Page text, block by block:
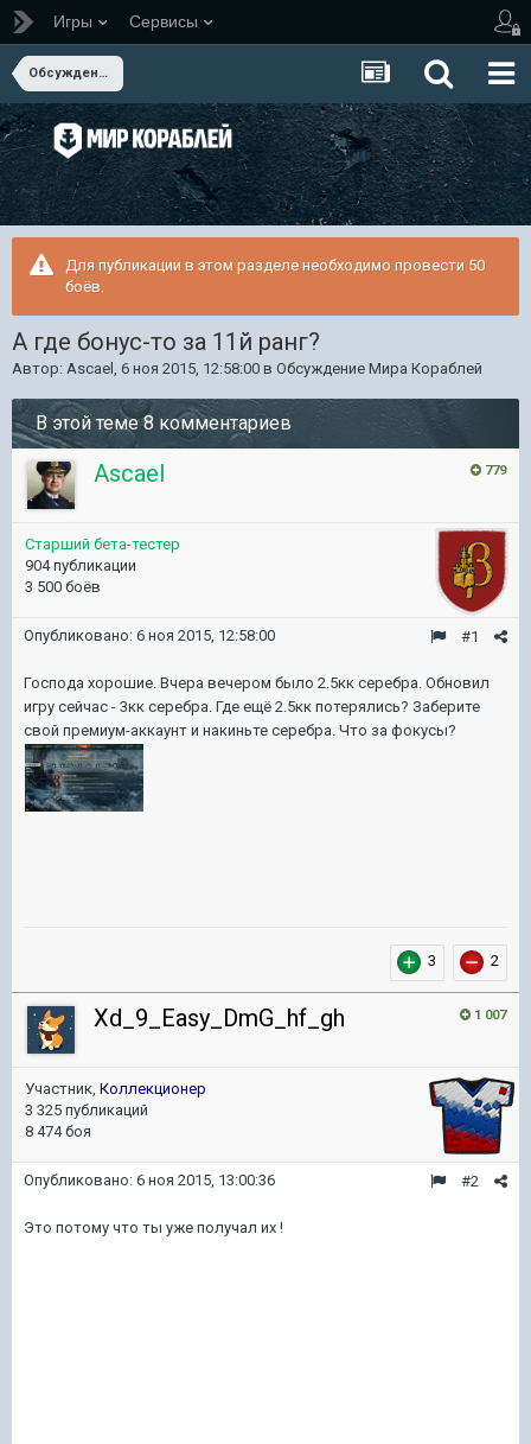
Игры Сервисы
Обсуждение Мира Кораблей
Для публикации в этом разделе необходимо провести 50
боёв.
А где бонус-то за 11й ранг?
Автор: Ascael , 6 ноя 2015, 12:58:00 в Обсуждение Мира Кораблей
В этой теме 8 комментариев
779
Ascael
Старший бета-тестер
904 публикации
3 500 боёв
#1
Опубликовано: 6 ноя 2015, 12:58:00
Господа хорошие. Вчера вечером было 2.5кк серебра. Обновил
игру сейчас - 3кк серебра. Где ещё 2.5кк потерялись? Заберите
свой премиум-аккаунт и накиньте серебра. Что за фокусы?
3 2
1 007
Xd_9_Easy_DmG_hf_gh
Участник, Коллекционер
3 325 публикаций
8 474 боя
#2
Опубликовано: 6 ноя 2015, 13:00:36
Это потому что ты уже получал их !